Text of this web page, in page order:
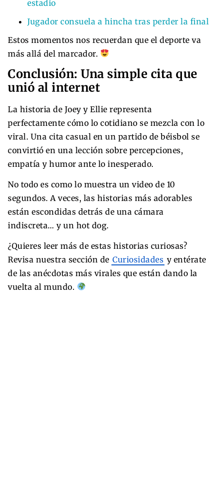
estadio
Jugador consuela a hincha tras perder la final
Estos momentos nos recuerdan que el deporte va
más allá del marcador.
Conclusión: Una simple cita que
unió al internet
La historia de Joey y Ellie representa
perfectamente cómo lo cotidiano se mezcla con lo
viral. Una cita casual en un partido de béisbol se
convirtió en una lección sobre percepciones,
empatía y humor ante lo inesperado.
No todo es como lo muestra un video de 10
segundos. A veces, las historias más adorables
están escondidas detrás de una cámara
indiscreta… y un hot dog.
¿Quieres leer más de estas historias curiosas?
Revisa nuestra sección de Curiosidades y entérate
de las anécdotas más virales que están dando la
vuelta al mundo.